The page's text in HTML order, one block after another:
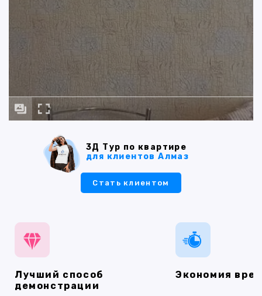
3Д Тур по квартире
для клиентов Алмаз
Стать клиентом
Лучший способ
демонстрации
Экономия